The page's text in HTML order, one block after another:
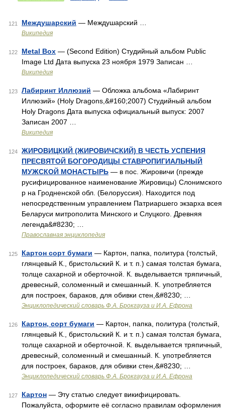
121 Междушарский — Междушарский …
Википедия
122 Metal Box — (Second Edition) Студийный альбом Public
Image Ltd Дата выпуска 23 ноября 1979 Записан …
Википедия
123 Лабиринт Иллюзий — Обложка альбома «Лабиринт
Иллюзий» (Holy Dragons,&#160;2007) Студийный альбом
Holy Dragons Дата выпуска официальный выпуск: 2007
Записан 2007 …
Википедия
124
ЖИРОВИЦКИЙ (ЖИРОВИЧСКИЙ) В ЧЕСТЬ УСПЕНИЯ
ПРЕСВЯТОЙ БОГОРОДИЦЫ СТАВРОПИГИАЛЬНЫЙ
МУЖСКОЙ МОНАСТЫРЬ — в пос. Жировичи (прежде
русифицированное наименование Жировицы) Слонимского
р на Гродненской обл. (Белоруссия). Находится под
непосредственным управлением Патриаршего экзарха всея
Беларуси митрополита Минского и Слуцкого. Древняя
легенда&#8230; …
Православная энциклопедия
125 Картон сорт бумаги — Картон, папка, политура (толстый,
глянцевый К., бристольский К. и т. п.) самая толстая бумага,
толще сахарной и оберточной. К. выделывается тряпичный,
древесный, соломенный и смешанный. К. употребляется
для построек, бараков, для обивки стен,&#8230; …
Энциклопедический словарь Ф.А. Брокгауза и И.А. Ефрона
126 Картон, сорт бумаги — Картон, папка, политура (толстый,
глянцевый К., бристольский К. и т. п.) самая толстая бумага,
толще сахарной и оберточной. К. выделывается тряпичный,
древесный, соломенный и смешанный. К. употребляется
для построек, бараков, для обивки стен,&#8230; …
Энциклопедический словарь Ф.А. Брокгауза и И.А. Ефрона
127 Картон — Эту статью следует викифицировать.
Пожалуйста, оформите её согласно правилам оформления